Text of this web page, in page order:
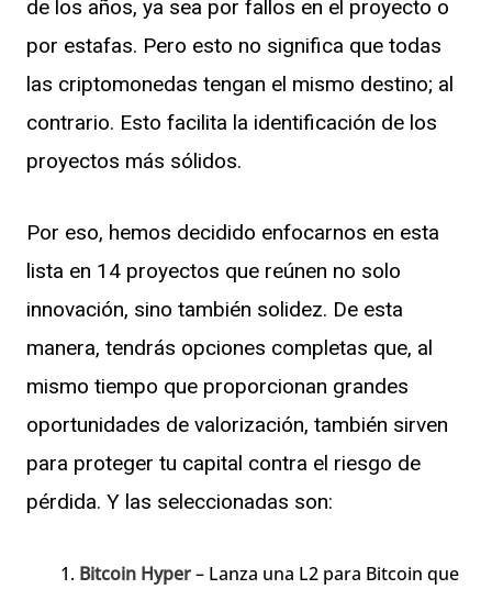
de los años, ya sea por fallos en el proyecto o
por estafas. Pero esto no significa que todas
las criptomonedas tengan el mismo destino; al
contrario. Esto facilita la identificación de los
proyectos más sólidos.
Por eso, hemos decidido enfocarnos en esta
lista en 14 proyectos que reúnen no solo
innovación, sino también solidez. De esta
manera, tendrás opciones completas que, al
mismo tiempo que proporcionan grandes
oportunidades de valorización, también sirven
para proteger tu capital contra el riesgo de
pérdida. Y las seleccionadas son:
Bitcoin Hyper– Lanza una L2 para Bitcoin que